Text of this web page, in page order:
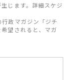
じます。詳細スケジ
政マガジン「ジチ
望されると、マガ